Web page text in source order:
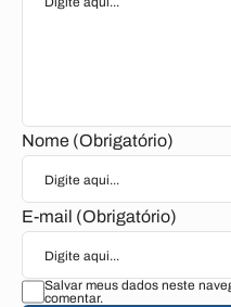
Nome (Obrigatório)
E-mail (Obrigatório)
Salvar meus dados neste
comentar.